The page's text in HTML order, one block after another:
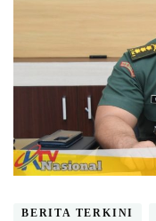
BERITA TERKINI